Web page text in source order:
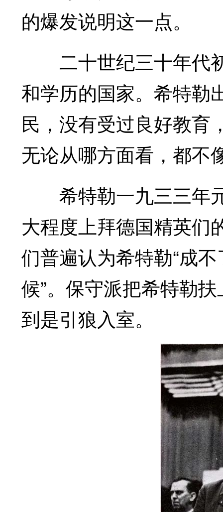
的爆发说明这一点。
二十世纪三十年代
和学历的国家。希特勒
民，没有受过良好教育
无论从哪方面看，都不
希特勒一九三三年
大程度上拜德国精英们
们普遍认为希特勒“成
候”。保守派把希特勒
到是引狼入室。